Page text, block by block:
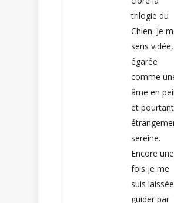
trilogie du
Chien. Je
sens vidée,
égarée
comme
âme en
et pourtant
sereine.
Encore une
fois je me
suis laissée
guider par